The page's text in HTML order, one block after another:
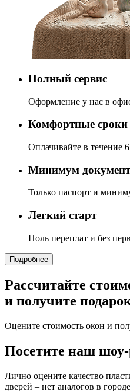
Полный сервис
Оформление у нас в
Комфортные сроки
Оплачивайте в течение
Минимум
Только паспорт и
Легкий старт
Ноль переплат и без
Подробнее
Рассчитайте
и получите
Оцените стоимость окон и
Посетите наш
Лично оцените качество
дверей – нет аналогов в